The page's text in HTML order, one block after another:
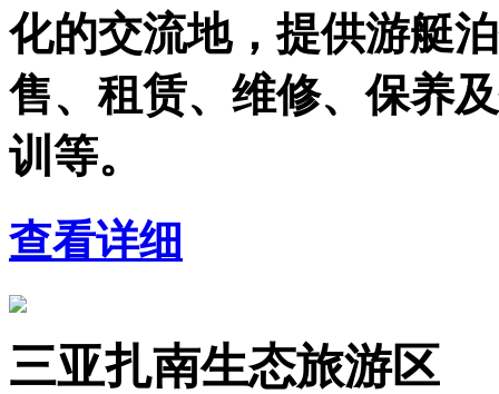
化的交流地，提供游艇
售、租赁、维修、保养
训等。
查看详细
三亚扎南生态旅游区